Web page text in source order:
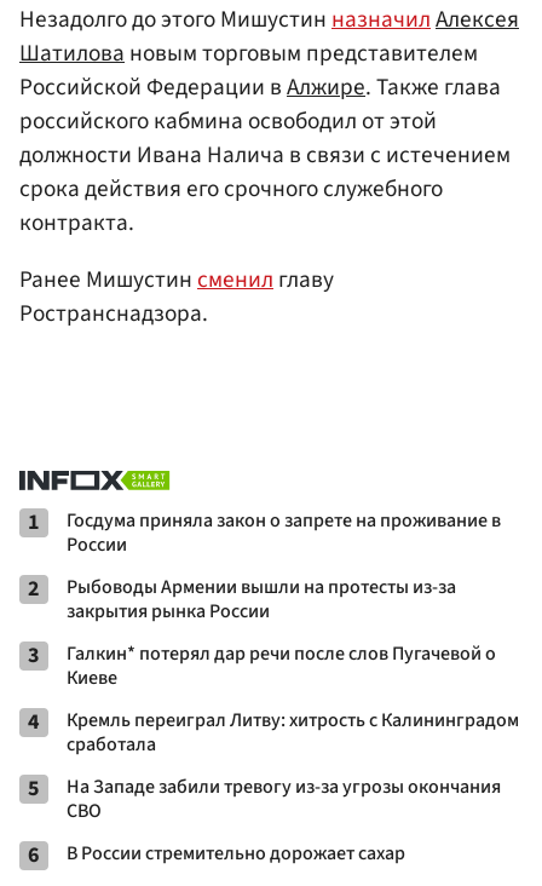
Незадолго до этого МишустинназначилАлексея
Шатиловановым торговым представителем
Российской Федерации вАлжире. Также глава
российского кабмина освободил от этой
должности Ивана Налича в связи с истечением
срока действия его срочного служебного
контракта.
Ранее Мишустинсменилглаву
Ространснадзора.
1
Госдума приняла закон о запрете на проживание в
России
2
Рыбоводы Армении вышли на протесты из-за
закрытия рынка России
3
Галкин* потерял дар речи после слов Пугачевой о
Киеве
4
Кремль переиграл Литву: хитрость с Калининградом
сработала
5
На Западе забили тревогу из-за угрозы окончания
СВО
6 В России стремительно дорожает сахар